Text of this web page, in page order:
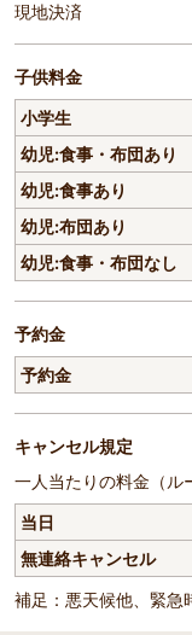
現地決済
子供料金
小学生
幼児:食事・布団あり
幼児:食事あり
幼児:布団あり
幼児:食事・布団なし
予約金
予約金
キャンセル規定
一人当たりの料金（ル
当日
無連絡キャンセル
補足：悪天候他、緊急